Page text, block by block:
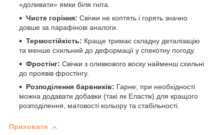
«доливати» ямки біля гніта.
Чисте горіння: Свічки не коптять і горять значно
довше за парафінові аналоги.
Термостійкість: Краще тримає складну деталізацію
та менше схильний до деформації у спекотну погоду.
Фростінг: Свічки з оливкового воску найменш схильні
до проявів фростінгу.
Розподілення барвників: Гарне; при необхідності
можна додавати добавки (такі як Еластік) для кращого
розподілення, матовості кольору та стабільності.
Приховати